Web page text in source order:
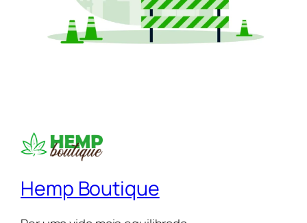
Hemp Boutique